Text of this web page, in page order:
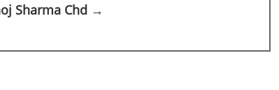
Sharma Chd →